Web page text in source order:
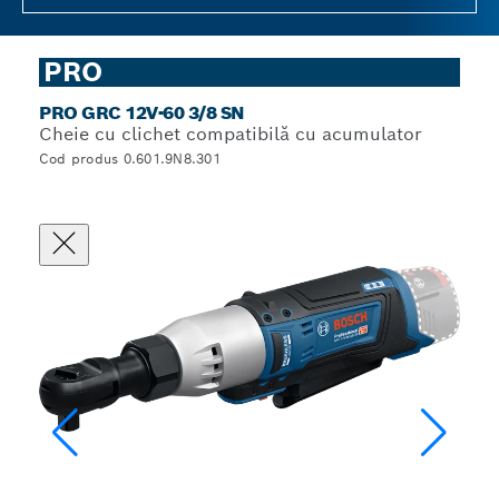
PRO
PRO GRC 12V-60 3/8 SN
Cheie cu clichet compatibilă cu acumulator
Cod produs 0.601.9N8.301